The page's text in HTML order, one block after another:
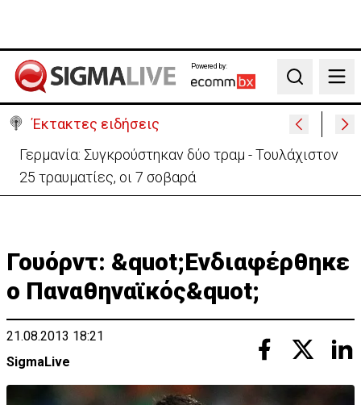
Powered by:
Search
Έκτακτες ειδήσεις
Αυτά είναι τα νέα Διοικητικά Συμβούλια των
Ημικρατικών Οργανισμών
Γουόρντ: &quot;Ενδιαφέρθηκε
ο Παναθηναϊκός&quot;
21.08.2013 18:21
SigmaLive